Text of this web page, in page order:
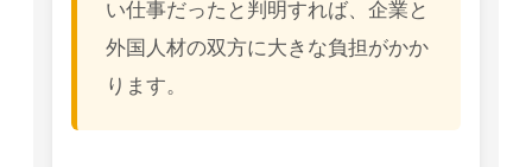
い仕事だったと判明すれば、企業と
外国人材の双方に大きな負担がかか
ります。